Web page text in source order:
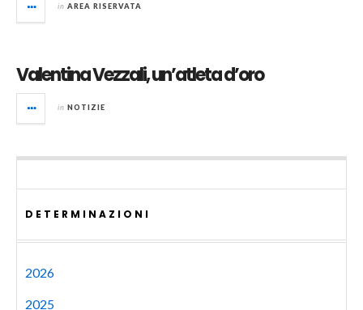
in AREA RISERVATA
Valentina Vezzali, un’atleta d’oro
in NOTIZIE
DETERMINAZIONI
2026
2025